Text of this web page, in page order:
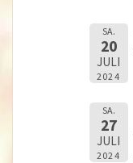
SA.
20
JULI
2024
SA.
27
JULI
2024